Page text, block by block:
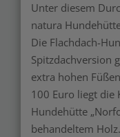
Unter diesem
natura
Die Flachdach-
Spitzdachversion
extra hohen
100 Euro liegt die
Hundehütte
behandeltem Holz.